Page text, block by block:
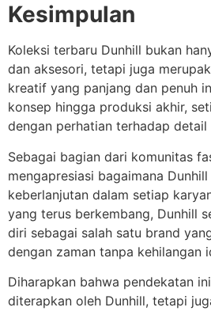
Kesimpulan
Koleksi terbaru Dunhill bukan
dan aksesori, tetapi juga
kreatif yang panjang dan penuh
konsep hingga produksi akhir,
dengan perhatian terhadap
Sebagai bagian dari komunitas
mengapresiasi bagaimana
keberlanjutan dalam setiap
yang terus berkembang, Dunhill
diri sebagai salah satu brand
dengan zaman tanpa kehilangan
Diharapkan bahwa pendekatan
diterapkan oleh Dunhill, tetapi